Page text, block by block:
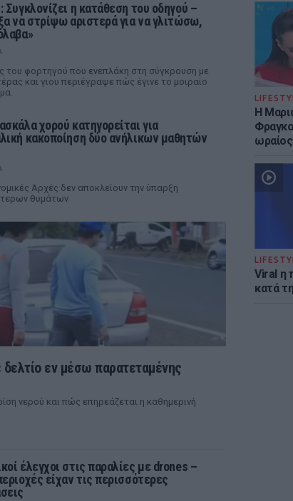
Η
Viral η
κατά
Συγκλονίζει η κατάθεση του οδηγού –
να στρίψω αριστερά για να γλιτώσω,
του φορτηγού που ενεπλάκη στη σύγκρουση με
και γιου περιέγραψε πώς έγινε το μοιραίο
χορού κατηγορείται για
κακοποίηση δύο ανήλικων μαθητών
Αρχές δεν αποκλείουν την ύπαρξη
θυμάτων
εν μέσω παρατεταμένης
νερού και πώς επηρεάζεται η καθημερινή
έλεγχοι στις παραλίες με drones –
είχαν τις περισσότερες